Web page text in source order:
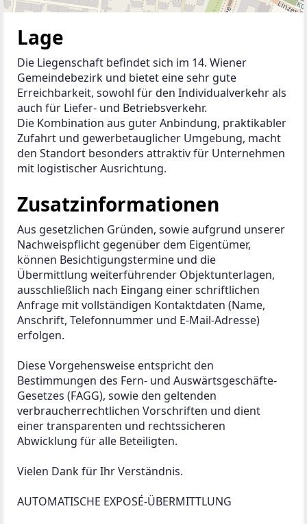
Lage
Die Liegenschaft befindet sich im 14. Wiener
Gemeindebezirk und bietet eine sehr gute
Erreichbarkeit, sowohl für den Individualverkehr als
auch für Liefer- und Betriebsverkehr.
Die Kombination aus guter Anbindung, praktikabler
Zufahrt und gewerbetauglicher Umgebung, macht
den Standort besonders attraktiv für Unternehmen
mit logistischer Ausrichtung.
Zusatzinformationen
Aus gesetzlichen Gründen, sowie aufgrund unserer
Nachweispflicht gegenüber dem Eigentümer,
können Besichtigungstermine und die
Übermittlung weiterführender Objektunterlagen,
ausschließlich nach Eingang einer schriftlichen
Anfrage mit vollständigen Kontaktdaten (Name,
Anschrift, Telefonnummer und E-Mail-Adresse)
erfolgen.
Diese Vorgehensweise entspricht den
Bestimmungen des Fern- und Auswärtsgeschäfte-
Gesetzes (FAGG), sowie den geltenden
verbraucherrechtlichen Vorschriften und dient
einer transparenten und rechtssicheren
Abwicklung für alle Beteiligten.
Vielen Dank für Ihr Verständnis.
AUTOMATISCHE EXPOSÉ-ÜBERMITTLUNG